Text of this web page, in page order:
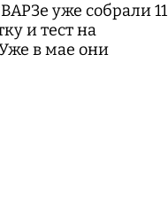
уже собрали 11
и тест на
в мае они